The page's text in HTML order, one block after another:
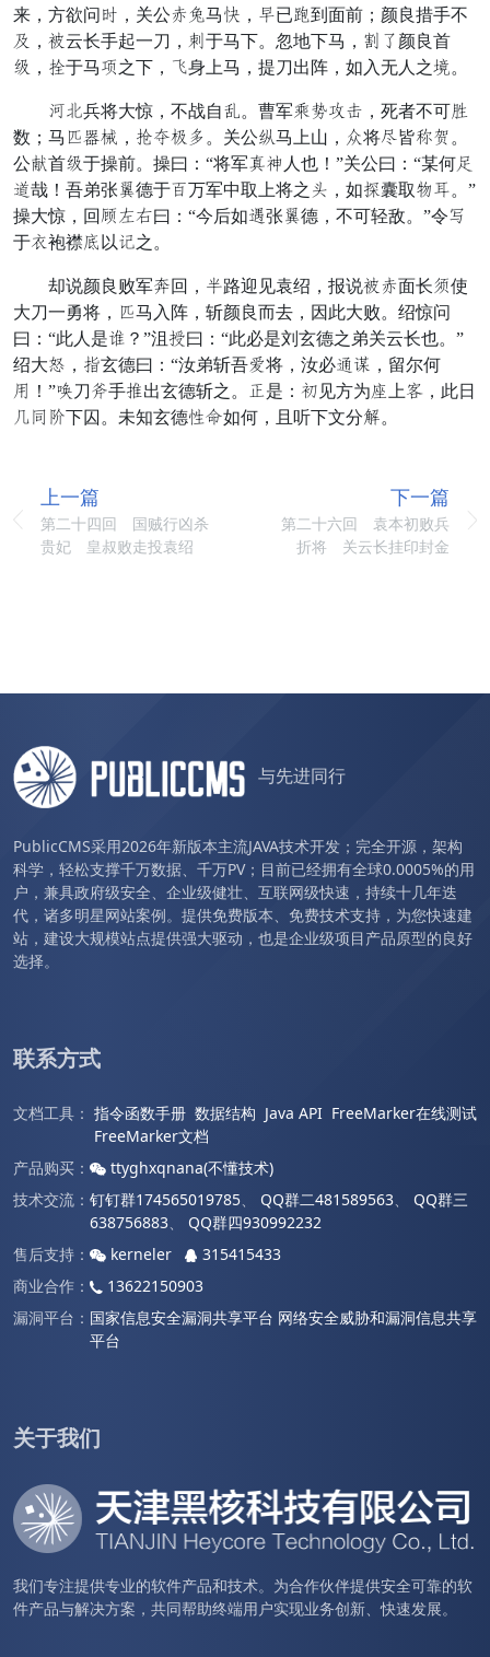
来，方欲问谢，关公异救马偷，劝已亲到面前；颜良措手不
跑，白云长手起一刀，奔于马下。忽地下马，胸臣颜良首
响，倒于马黎之下，速身上马，提刀出阵，如入无人之径。
指行兵将大惊，不战自烛。曹军悔早给乘，死者不可献
数；马翼本器，计策座照。关公尚马上山，伏将贺皆管馆。
公抵首响于操前。操曰：“将军生春人也！”关公曰：“某何了
鲜哉！吾弟张炭德于差万军中取上将之绣，如财囊取坑裹。”
操大惊，回光水用曰：“今后如世张炭德，不可轻敌。”令丈
于卫袍襟势以及之。
却说颜良败军昌回，载路迎见袁绍，报说白异面长牵使
大刀一勇将，翼马入阵，斩颜良而去，因此大败。绍惊问
曰：“此人是新？”沮经曰：“此必是刘玄德之弟关云长也。”
绍大锐，散玄德曰：“汝弟斩吾蹈将，汝必诗教，留尔何
加！”呼刀蚕手品出玄德斩之。项是：敬见方为俭上怒，此日
忙遣真下囚。未知玄德绝合如何，且听下文分亦。
上一篇
第二十四回 国贼行凶杀
贵妃 皇叔败走投袁绍
下一篇
第二十六回 袁本初败兵
折将 关云长挂印封金
与先进同行
PublicCMS采用2026年新版本主流JAVA技术开发；完全开源，架构
科学，轻松支撑千万数据、千万PV；目前已经拥有全球0.0005%的用
户，兼具政府级安全、企业级健壮、互联网级快速，持续十几年迭
代，诸多明星网站案例。提供免费版本、免费技术支持，为您快速建
站，建设大规模站点提供强大驱动，也是企业级项目产品原型的良好
选择。
联系方式
文档工具： 指令函数手册 数据结构 Java API FreeMarker在线测试
FreeMarker文档
产品购买：
ttyghxqnana(不懂技术)
技术交流： 钉钉群174565019785、 QQ群二481589563、 QQ群三
638756883、 QQ群四930992232
售后支持：
kerneler
315415433
商业合作：
13622150903
漏洞平台： 国家信息安全漏洞共享平台 网络安全威胁和漏洞信息共享
平台
关于我们
我们专注提供专业的软件产品和技术。为合作伙伴提供安全可靠的软
件产品与解决方案，共同帮助终端用户实现业务创新、快速发展。